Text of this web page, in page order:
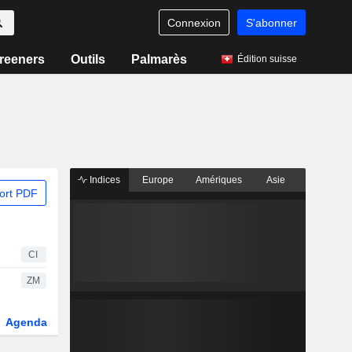
Connexion S'abonner
Outils Palmarès Édition suisse
PDF
CI
ZM
Agenda
Indices Europe Amériques Asie